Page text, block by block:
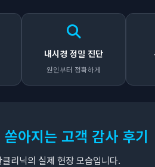
내시경 정밀 진단
원인부터 정확하게
쏟아지는 고객 감사 후기
리닉의 실제 현장 모습입니다.